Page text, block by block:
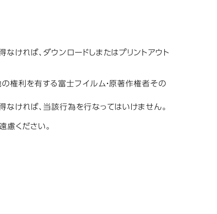
ければ、ダウンロードしまたはプリントアウト
権利を有する富士フイルム・原著作権者その
ければ、当該行為を行なってはいけません。
慮ください。